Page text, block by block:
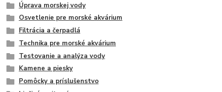
Úprava morskej vody
Osvetlenie pre morské akvárium
Filtrácia a čerpadlá
Technika pre morské akvárium
Testovanie a analýza vody
Kamene a piesky
Pomôcky a príslušenstvo